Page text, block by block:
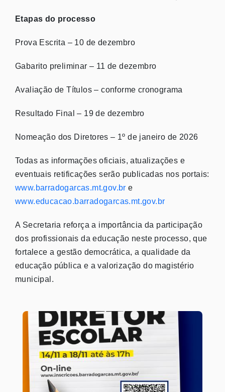
Etapas do processo
Prova Escrita – 10 de dezembro
Gabarito preliminar – 11 de dezembro
Avaliação de Títulos – conforme cronograma
Resultado Final – 19 de dezembro
Nomeação dos Diretores – 1º de janeiro de 2026
Todas as informações oficiais, atualizações e
eventuais retificações serão publicadas nos portais:
www.barradogarcas.mt.gov.br e
www.educacao.barradogarcas.mt.gov.br
A Secretaria reforça a importância da participação
dos profissionais da educação neste processo, que
fortalece a gestão democrática, a qualidade da
educação pública e a valorização do magistério
municipal.